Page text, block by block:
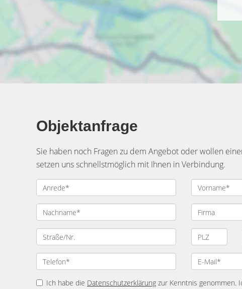
Objektanfrage
Sie haben noch Fragen zu dem Angebot oder wollen
setzen uns schnellstmöglich mit Ihnen in Verbindung.
Ich habe die Datenschutzerklärung zur Kenntnis genommen.